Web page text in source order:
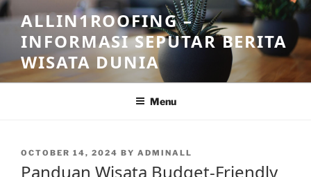
Skip
to
content
ALLIN1ROOFING –
INFORMASI SEPUTAR BERITA
WISATA DUNIA
Menu
POSTED
OCTOBER 14, 2024 BY ADMINALL
Panduan Wisata Budget-Friendly